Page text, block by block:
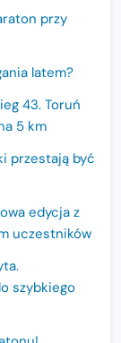
przy
latem?
43. Toruń
5 km
przestają być
edycja z
uczestników
szybkiego